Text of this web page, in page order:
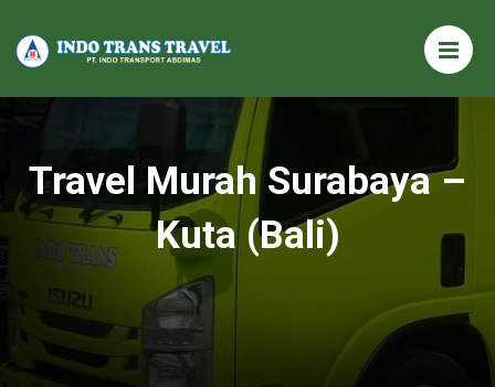
Travel Murah Surabaya –
Kuta (Bali)